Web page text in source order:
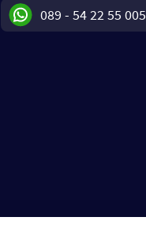
089 - 54 22 55 005